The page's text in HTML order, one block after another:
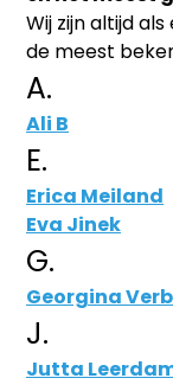
Wij zijn altijd
de meest
A.
Ali B
E.
Erica Meiland
Eva Jinek
G.
Georgina
J.
Jutta